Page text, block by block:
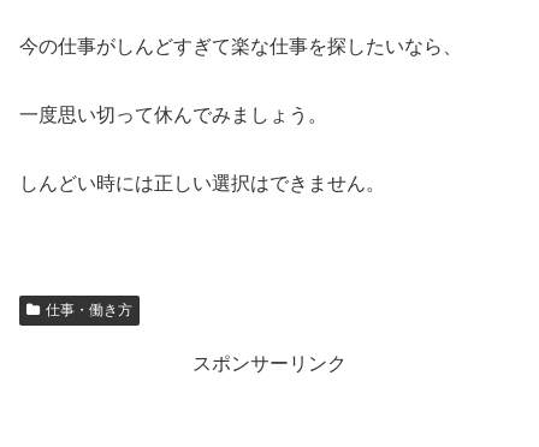
今の仕事がしんどすぎて楽な仕事を探したいなら、
一度思い切って休んでみましょう。
しんどい時には正しい選択はできません。
仕事・働き方
スポンサーリンク